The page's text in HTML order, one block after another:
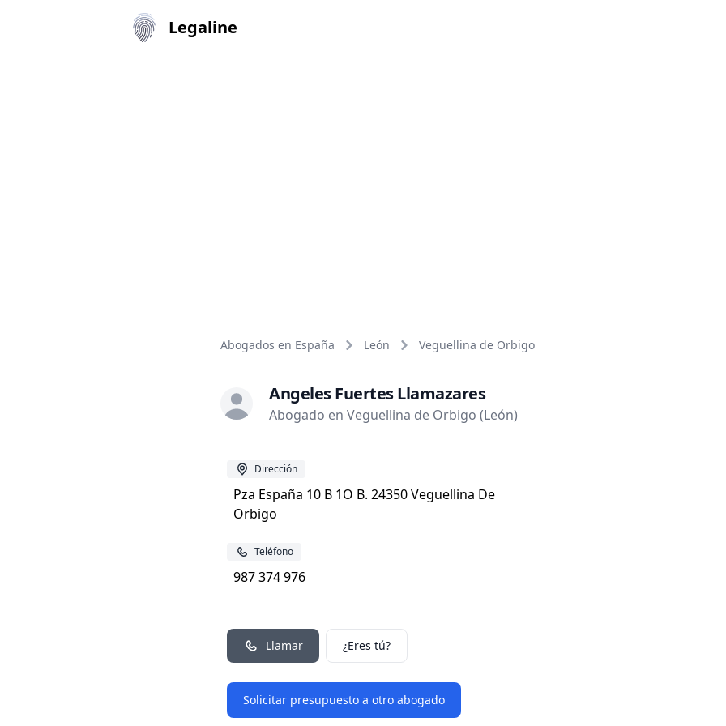
Legaline
Abogados en España León Veguellina de Orbigo
Angeles Fuertes Llamazares
Abogado en Veguellina de Orbigo (León)
Dirección
Pza España 10 B 1O B. 24350 Veguellina De
Orbigo
Teléfono
987 374 976
Llamar ¿Eres tú?
Solicitar presupuesto a otro abogado